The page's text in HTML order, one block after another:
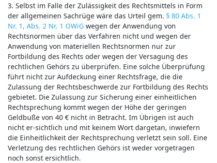
3. Selbst im Falle der Zulässigkeit des Rechtsmittels in Form
der allgemeinen Sachrüge wäre das Urteil gem. § 80 Abs. 1
Nr. 1, Abs. 2 Nr. 1 OWiGwegen der Anwendung von
Rechtsnormen über das Verfahren nicht und wegen der
Anwendung von materiellen Rechtsnormen nur zur
Fortbildung des Rechts oder wegen der Versagung des
rechtlichen Gehörs zu überprüfen. Eine solche Überprüfung
führt nicht zur Aufdeckung einer Rechtsfrage, die die
Zulassung der Rechtsbeschwerde zur Fortbildung des Rechts
gebietet. Die Zulassung zur Sicherung einer einheitlichen
Rechtsprechung kommt wegen der Höhe der geringen
Geldbuße von 40 € nicht in Betracht. Im Übrigen ist auch
nicht er-sichtlich und mit keinem Wort dargetan, inwiefern
die Einheitlichkeit der Rechtsprechung verletzt sein soll. Eine
Verletzung des rechtlichen Gehörs ist weder vorgetragen
noch sonst ersichtlich.